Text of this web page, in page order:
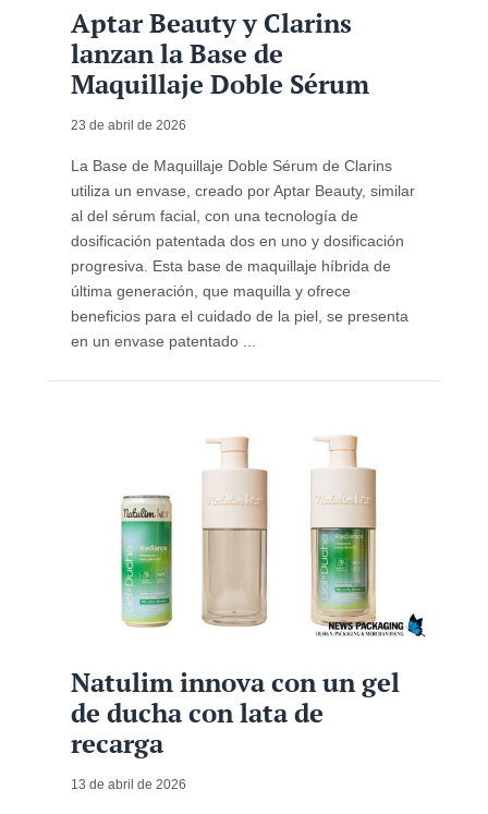
Aptar Beauty y Clarins
lanzan la Base de
Maquillaje Doble Sérum
23 de abril de 2026
La Base de Maquillaje Doble Sérum de Clarins
utiliza un envase, creado por Aptar Beauty, similar
al del sérum facial, con una tecnología de
dosificación patentada dos en uno y dosificación
progresiva. Esta base de maquillaje híbrida de
última generación, que maquilla y ofrece
beneficios para el cuidado de la piel, se presenta
en un envase patentado ...
Natulim innova con un gel
de ducha con lata de
recarga
13 de abril de 2026